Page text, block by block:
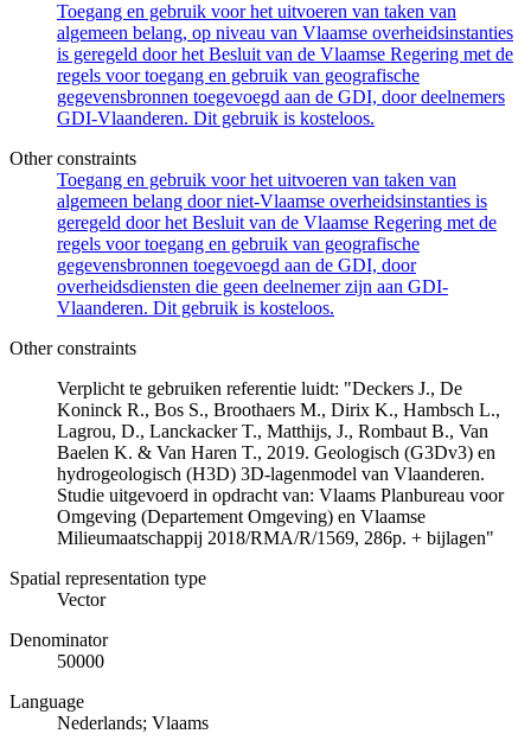
Toegang en gebruik voor het uitvoeren van taken van
algemeen belang, op niveau van Vlaamse overheidsinstanties
is geregeld door het Besluit van de Vlaamse Regering met de
regels voor toegang en gebruik van geografische
gegevensbronnen toegevoegd aan de GDI, door deelnemers
GDI-Vlaanderen. Dit gebruik is kosteloos.
Other constraints
Toegang en gebruik voor het uitvoeren van taken van
algemeen belang door niet-Vlaamse overheidsinstanties is
geregeld door het Besluit van de Vlaamse Regering met de
regels voor toegang en gebruik van geografische
gegevensbronnen toegevoegd aan de GDI, door
overheidsdiensten die geen deelnemer zijn aan GDI-
Vlaanderen. Dit gebruik is kosteloos.
Other constraints
Verplicht te gebruiken referentie luidt: "Deckers J., De
Koninck R., Bos S., Broothaers M., Dirix K., Hambsch L.,
Lagrou, D., Lanckacker T., Matthijs, J., Rombaut B., Van
Baelen K. & Van Haren T., 2019. Geologisch (G3Dv3) en
hydrogeologisch (H3D) 3D-lagenmodel van Vlaanderen.
Studie uitgevoerd in opdracht van: Vlaams Planbureau voor
Omgeving (Departement Omgeving) en Vlaamse
Milieumaatschappij 2018/RMA/R/1569, 286p. + bijlagen"
Spatial representation type
Vector
Denominator
50000
Language
Nederlands; Vlaams